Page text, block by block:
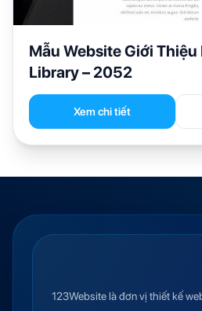
Mẫu Website Giới
Library – 2052
Xem chi tiết
123Website là đơn vị thiết kế